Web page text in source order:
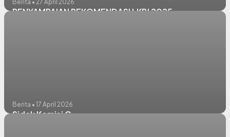
Berita • 27 April 2026
PENYAMPAIAN REKOMENDASI LKPJ 2025
Berita • 17 April 2026
Sidak Komisi C